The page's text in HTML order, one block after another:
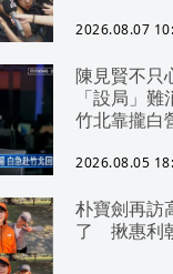
2026.08.07
陳見賢不只
「設局」
竹北靠攏白
2026.08.05
朴寶劍再訪
了 揪惠利